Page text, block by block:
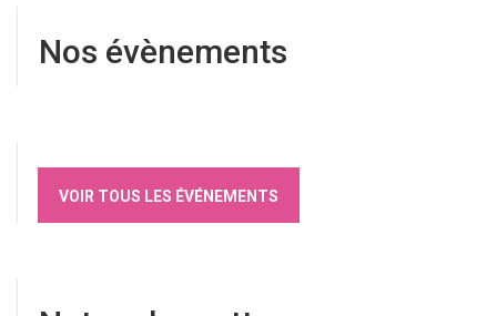
Nos évènements
VOIR TOUS LES ÉVÉNEMENTS